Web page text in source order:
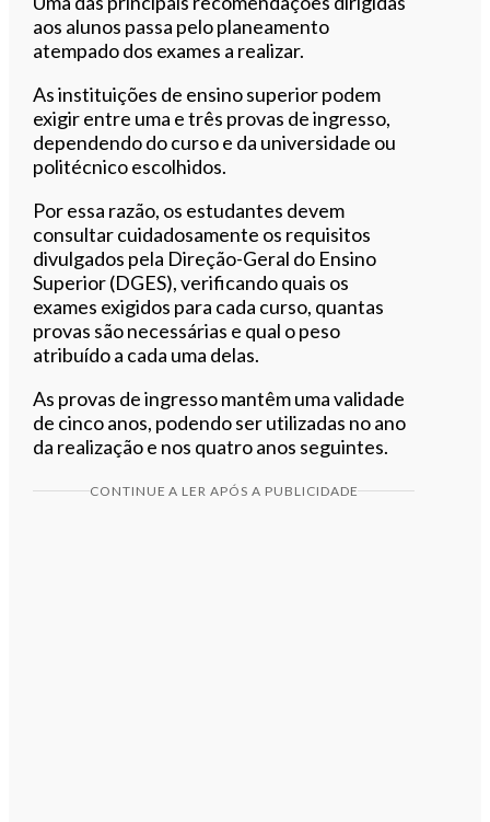
aos alunos passa pelo planeamento
atempado dos exames a realizar.
As instituições de ensino superior podem
exigir entre uma e três provas de ingresso,
dependendo do curso e da universidade ou
politécnico escolhidos.
Por essa razão, os estudantes devem
consultar cuidadosamente os requisitos
divulgados pela Direção-Geral do Ensino
Superior (DGES), verificando quais os
exames exigidos para cada curso, quantas
provas são necessárias e qual o peso
atribuído a cada uma delas.
As provas de ingresso mantêm uma validade
de cinco anos, podendo ser utilizadas no ano
da realização e nos quatro anos seguintes.
CONTINUE A LER APÓS A PUBLICIDADE